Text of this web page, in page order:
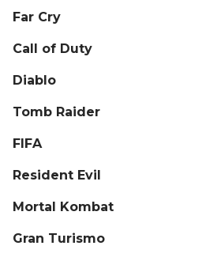
Far Cry
Call of Duty
Diablo
Tomb Raider
FIFA
Resident Evil
Mortal Kombat
Gran Turismo